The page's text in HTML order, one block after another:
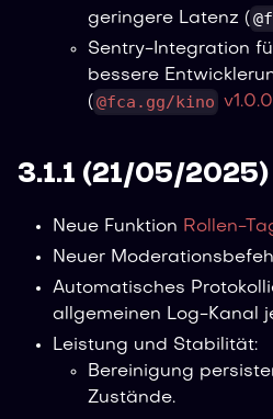
geringere Latenz (
Sentry-Integration
bessere
( @fca.gg/kino v1.0.0
3.1.1 (21/05/2025)
Neue Funktion Rollen-
Neuer
Automatisches
allgemeinen Log-Kanal
Leistung und Stabilität:
Bereinigung
Zustände.